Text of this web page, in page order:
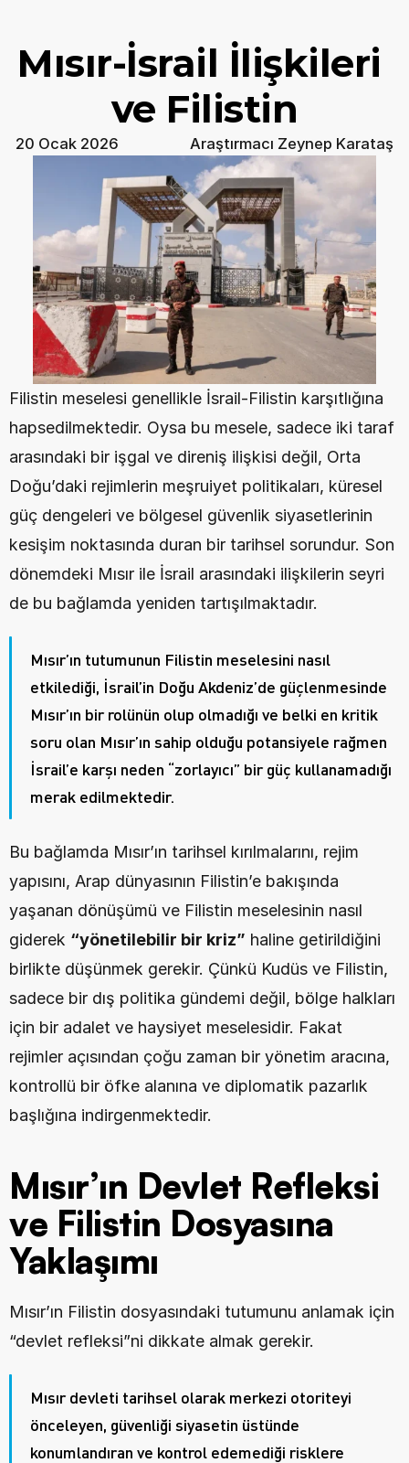
Mısır-İsrail İlişkileri
ve Filistin
20 Ocak 2026 Araştırmacı Zeynep Karataş
Filistin meselesi genellikle İsrail-Filistin karşıtlığına
hapsedilmektedir. Oysa bu mesele, sadece iki taraf
arasındaki bir işgal ve direniş ilişkisi değil, Orta
Doğu’daki rejimlerin meşruiyet politikaları, küresel
güç dengeleri ve bölgesel güvenlik siyasetlerinin
kesişim noktasında duran bir tarihsel sorundur. Son
dönemdeki Mısır ile İsrail arasındaki ilişkilerin seyri
de bu bağlamda yeniden tartışılmaktadır.
Mısır’ın tutumunun Filistin meselesini nasıl
etkilediği, İsrail’in Doğu Akdeniz’de güçlenmesinde
Mısır’ın bir rolünün olup olmadığı ve belki en kritik
soru olan Mısır’ın sahip olduğu potansiyele rağmen
İsrail’e karşı neden “zorlayıcı” bir güç kullanamadığı
merak edilmektedir.
Bu bağlamda Mısır’ın tarihsel kırılmalarını, rejim
yapısını, Arap dünyasının Filistin’e bakışında
yaşanan dönüşümü ve Filistin meselesinin nasıl
giderek “yönetilebilir bir kriz” haline getirildiğini
birlikte düşünmek gerekir. Çünkü Kudüs ve Filistin,
sadece bir dış politika gündemi değil, bölge halkları
için bir adalet ve haysiyet meselesidir. Fakat
rejimler açısından çoğu zaman bir yönetim aracına,
kontrollü bir öfke alanına ve diplomatik pazarlık
başlığına indirgenmektedir.
Mısır’ın Devlet Refleksi
ve Filistin Dosyasına
Yaklaşımı
Mısır’ın Filistin dosyasındaki tutumunu anlamak için
“devlet refleksi”ni dikkate almak gerekir.
Mısır devleti tarihsel olarak merkezi otoriteyi
önceleyen, güvenliği siyasetin üstünde
konumlandıran ve kontrol edemediği risklere